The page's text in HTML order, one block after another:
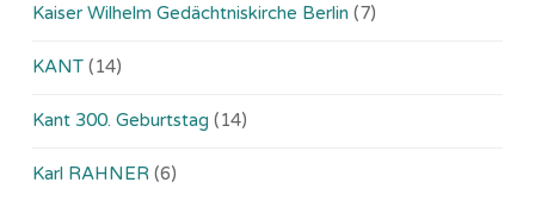
Kaiser Wilhelm Gedächtniskirche Berlin (7)
KANT (14)
Kant 300. Geburtstag (14)
Karl RAHNER (6)